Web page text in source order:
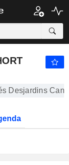
Desjardins